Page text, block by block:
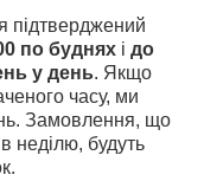
підтверджений
по буднях і до
у день. Якщо
часу, ми
Замовлення, що
неділю, будуть